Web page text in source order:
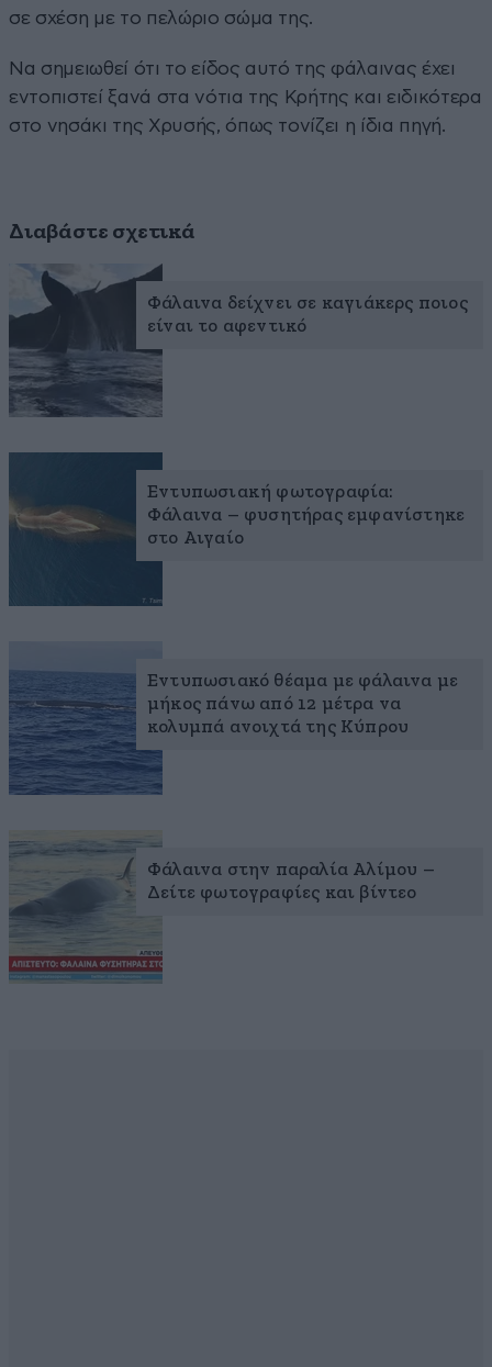
σε σχέση με το πελώριο σώμα της.
Να σημειωθεί ότι το είδος αυτό της φάλαινας έχει
εντοπιστεί ξανά στα νότια της Κρήτης και ειδικότερα
στο νησάκι της Χρυσής, όπως τονίζει η ίδια πηγή.
Διαβάστε σχετικά
Φάλαινα δείχνει σε καγιάκερς ποιος
είναι το αφεντικό
Εντυπωσιακή φωτογραφία:
Φάλαινα – φυσητήρας εμφανίστηκε
στο Αιγαίο
Εντυπωσιακό θέαμα με φάλαινα με
μήκος πάνω από 12 μέτρα να
κολυμπά ανοιχτά της Κύπρου
Φάλαινα στην παραλία Αλίμου –
Δείτε φωτογραφίες και βίντεο